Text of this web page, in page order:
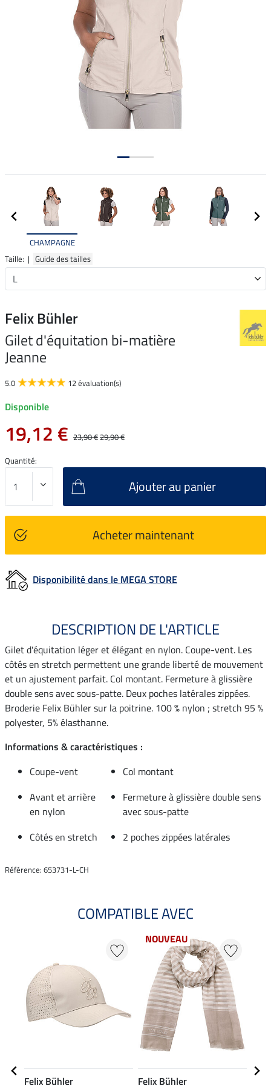
CHAMPAGNE
Taille: | Guide des tailles
Felix Bühler
Gilet d'équitation bi-matière
Jeanne
5.0 12 évaluation(s)
Disponible
19,12 € 23,90 €29,90 €
Quantité:
Ajouter au panier
Acheter maintenant
Disponibilité dans le MEGA STORE
DESCRIPTION DE L'ARTICLE
Gilet d'équitation léger et élégant en nylon. Coupe-vent. Les
côtés en stretch permettent une grande liberté de mouvement
et un ajustement parfait. Col montant. Fermeture à glissière
double sens avec sous-patte. Deux poches latérales zippées.
Broderie Felix Bühler sur la poitrine. 100 % nylon ; stretch 95 %
polyester, 5% élasthanne.
Informations & caractéristiques :
Coupe-vent
Col montant
Avant et arrière
en nylon
Fermeture à glissière double sens
avec sous-patte
Côtés en stretch
2 poches zippées latérales
Référence: 653731-L-CH
COMPATIBLE AVEC
Felix Bühler
NOUVEAU
Felix Bühler